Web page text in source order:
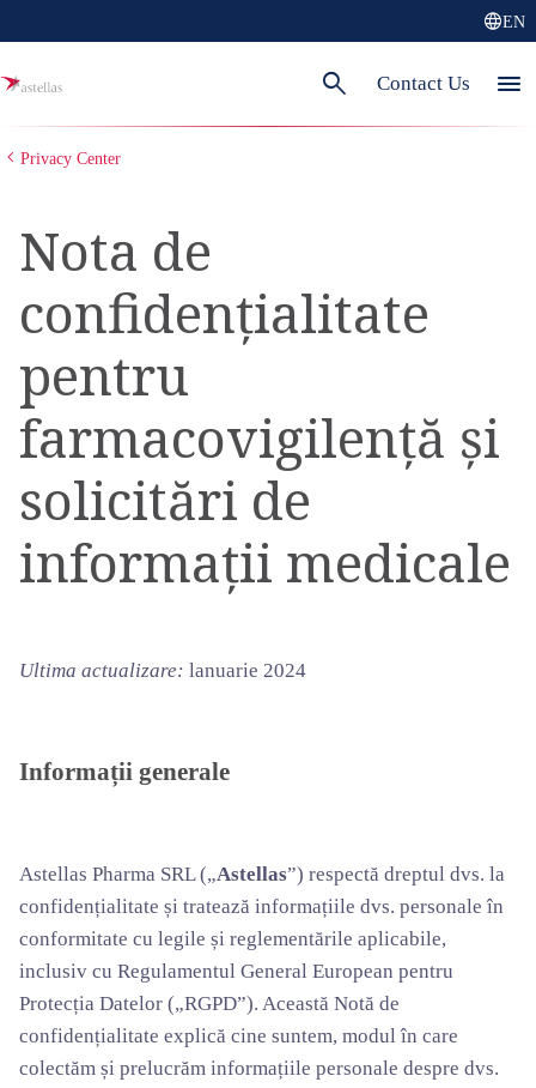
languageEN
search Contact Us menu
Privacy Center
Nota de
confidențialitate
pentru
farmacovigilență și
solicitări de
informații medicale
Ultima actualizare: lanuarie 2024
Informații generale
Astellas Pharma SRL („Astellas”) respectă dreptul dvs. la
confidențialitate și tratează informațiile dvs. personale în
conformitate cu legile și reglementările aplicabile,
inclusiv cu Regulamentul General European pentru
Protecția Datelor („RGPD”). Această Notă de
confidențialitate explică cine suntem, modul în care
colectăm și prelucrăm informațiile personale despre dvs.